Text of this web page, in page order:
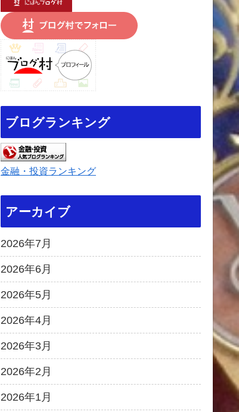
ブログランキング
金融・投資ランキング
アーカイブ
2026年7月
2026年6月
2026年5月
2026年4月
2026年3月
2026年2月
2026年1月